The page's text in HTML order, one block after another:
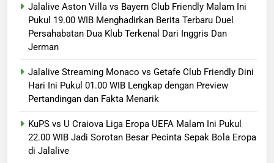
Jalalive Aston Villa vs Bayern Club Friendly Malam Ini
Pukul 19.00 WIB Menghadirkan Berita Terbaru Duel
Persahabatan Dua Klub Terkenal Dari Inggris Dan
Jerman
Jalalive Streaming Monaco vs Getafe Club Friendly Dini
Hari Ini Pukul 01.00 WIB Lengkap dengan Preview
Pertandingan dan Fakta Menarik
KuPS vs U Craiova Liga Eropa UEFA Malam Ini Pukul
22.00 WIB Jadi Sorotan Besar Pecinta Sepak Bola Eropa
di Jalalive